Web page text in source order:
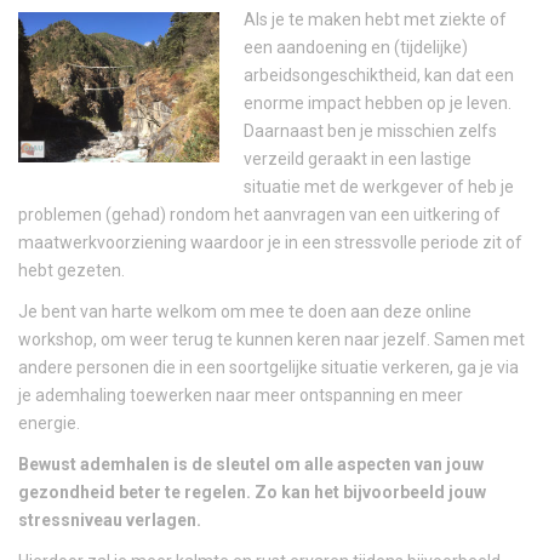
Als je te maken hebt met ziekte of
een aandoening en (tijdelijke)
arbeidsongeschiktheid, kan dat een
enorme impact hebben op je leven.
Daarnaast ben je misschien zelfs
verzeild geraakt in een lastige
situatie met de werkgever of heb je
problemen (gehad) rondom het aanvragen van een uitkering of
maatwerkvoorziening waardoor je in een stressvolle periode zit of
hebt gezeten.
Je bent van harte welkom om mee te doen aan deze online
workshop, om weer terug te kunnen keren naar jezelf. Samen met
andere personen die in een soortgelijke situatie verkeren, ga je via
je ademhaling toewerken naar meer ontspanning en meer
energie.
Bewust ademhalen is de sleutel om alle aspecten van jouw
gezondheid beter te regelen. Zo kan het bijvoorbeeld jouw
stressniveau verlagen.